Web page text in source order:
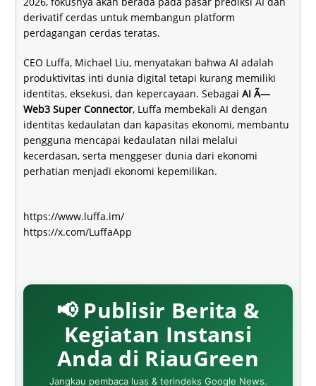
derivatif cerdas untuk membangun platform
perdagangan cerdas teratas.
CEO Luffa, Michael Liu, menyatakan bahwa AI adalah
produktivitas inti dunia digital tetapi kurang memiliki
identitas, eksekusi, dan kepercayaan. SebagaiAI Ã—
Web3 Super Connector, Luffa membekali AI dengan
identitas kedaulatan dan kapasitas ekonomi, membantu
pengguna mencapai kedaulatan nilai melalui
kecerdasan, serta menggeser dunia dari ekonomi
perhatian menjadi ekonomi kepemilikan.
https://www.luffa.im/
https://x.com/LuffaApp
📢 Publisir Berita &
Kegiatan Instansi
Anda di RiauGreen
Jangkau pembaca luas & terindeks Google News.